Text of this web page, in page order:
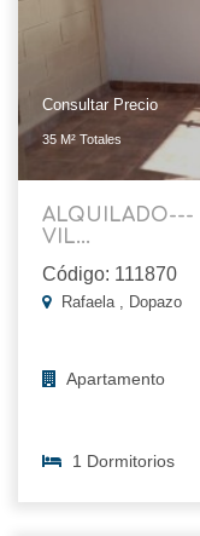
Consultar Precio
35 M² Totales
ALQUILADO---
VIL...
Código: 111870
Rafaela , Dopazo
Apartamento
1 Dormitorios